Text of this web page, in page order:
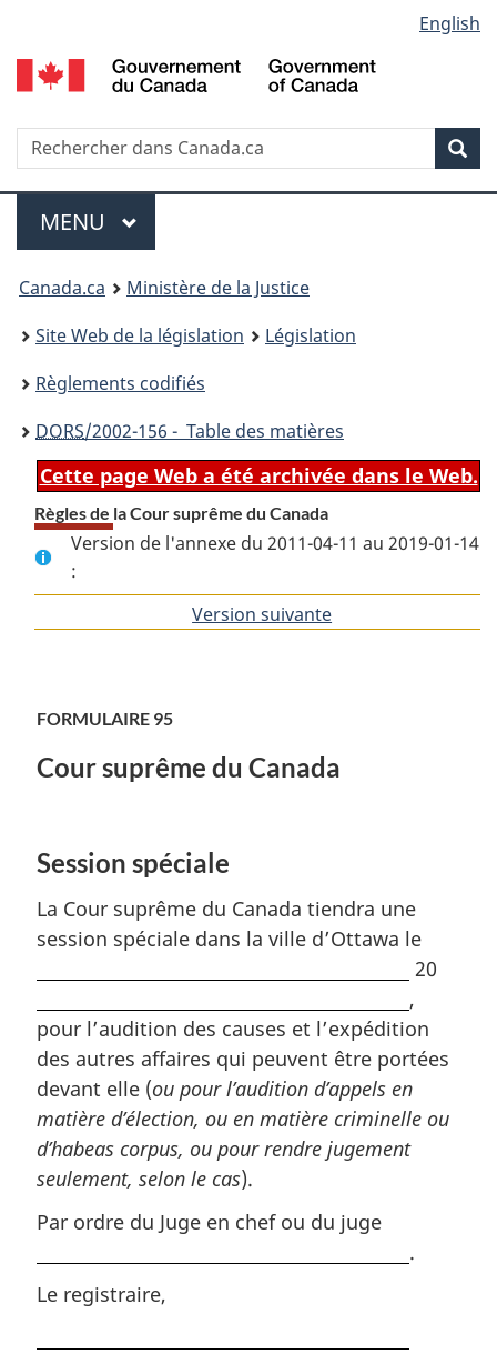
au
contenu
propos
de
la
HTML
simplifiée
selection
English
Recherche
Menu
MENU PRINCIPAL
You
are
here:
Canada.ca
Ministère de la Justice
Site Web de la législation
Législation
Règlements codifiés
DORS/2002-156 - Table des matières
Cette page Web a été archivée dans le Web.
Règles de la Cour suprême du Canada
Version de l'annexe du 2011-04-11 au 2019-01-14
:
Version suivante
FORMULAIRE 95
Cour suprême du Canada
Session spéciale
La Cour suprême du Canada tiendra une
session spéciale dans la ville d’Ottawa le
20
,
pour l’audition des causes et l’expédition
des autres affaires qui peuvent être portées
devant elle (ou pour l’audition d’appels en
matière d’élection, ou en matière criminelle ou
d’habeas corpus, ou pour rendre jugement
seulement, selon le cas).
Par ordre du Juge en chef ou du juge
.
Le registraire,